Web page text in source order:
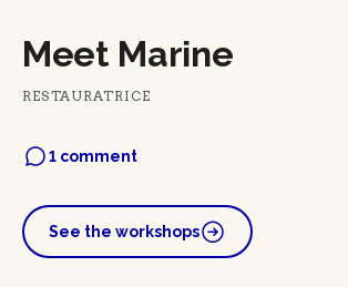
Meet Marine
RESTAURATRICE
1 comment
See the workshops